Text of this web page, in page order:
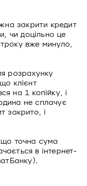
закрити кредит
чи доцільно це
вже минуло,
розрахунку
клієнт
на 1 копійку, і
не сплачує
закрито, і
точна сума
в інтернет-